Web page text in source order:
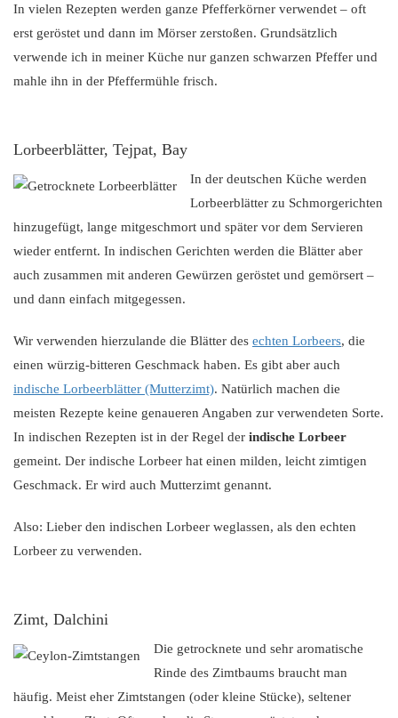
In vielen Rezepten werden ganze Pfefferkörner verwendet – oft
erst geröstet und dann im Mörser zerstoßen. Grundsätzlich
verwende ich in meiner Küche nur ganzen schwarzen Pfeffer und
mahle ihn in der Pfeffermühle frisch.
Lorbeerblätter, Tejpat, Bay
In der deutschen Küche werden
Lorbeerblätter zu Schmorgerichten
hinzugefügt, lange mitgeschmort und später vor dem Servieren
wieder entfernt. In indischen Gerichten werden die Blätter aber
auch zusammen mit anderen Gewürzen geröstet und gemörsert –
und dann einfach mitgegessen.
Wir verwenden hierzulande die Blätter des echten Lorbeers, die
einen würzig-bitteren Geschmack haben. Es gibt aber auch
indische Lorbeerblätter (Mutterzimt). Natürlich machen die
meisten Rezepte keine genaueren Angaben zur verwendeten Sorte.
In indischen Rezepten ist in der Regel der indische Lorbeer
gemeint. Der indische Lorbeer hat einen milden, leicht zimtigen
Geschmack. Er wird auch Mutterzimt genannt.
Also: Lieber den indischen Lorbeer weglassen, als den echten
Lorbeer zu verwenden.
Zimt, Dalchini
Die getrocknete und sehr aromatische
Rinde des Zimtbaums braucht man
häufig. Meist eher Zimtstangen (oder kleine Stücke), seltener